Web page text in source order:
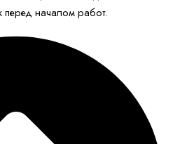
перед началом работ.